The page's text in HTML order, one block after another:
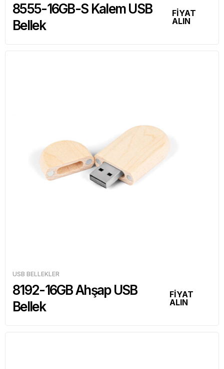
8555-16GB-S Kalem USB
Bellek
FİYAT
ALIN
USB BELLEKLER
8192-16GB Ahşap USB
Bellek
FİYAT
ALIN